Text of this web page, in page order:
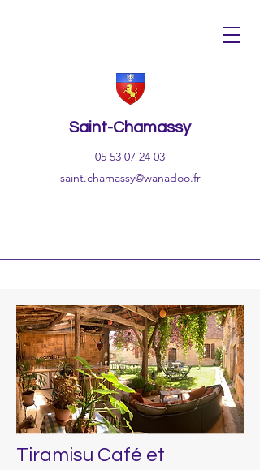
Saint-Chamassy
05 53 07 24 03
saint.chamassy@wanadoo.fr
Tiramisu Café et